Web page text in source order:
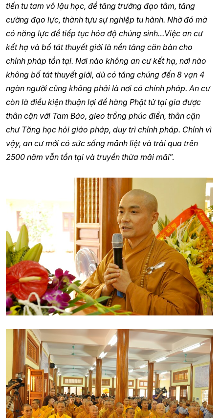
tiến tu tam vô lậu học, để tăng trưởng đạo tâm, tăng
cường đạo lực, thành tựu sự nghiệp tu hành. Nhờ đó mà
có năng lực để tiếp tục hóa độ chúng sinh…Việc an cư
kết hạ và bố tát thuyết giới là nền tảng căn bản cho
chính pháp tồn tại. Nơi nào không an cư kết hạ, nơi nào
không bố tát thuyết giới, dù có tăng chúng đến 8 vạn 4
ngàn người cũng không phải là nơi có chính pháp. An cư
còn là điều kiện thuận lợi để hàng Phật tử tại gia được
thân cận với Tam Bảo, gieo trồng phúc điền, thân cận
chư Tăng học hỏi giáo pháp, duy trì chính pháp. Chính vì
vậy, an cư mới có sức sống mãnh liệt và trải qua trên
2500 năm vẫn tồn tại và truyền thừa mãi mãi”.